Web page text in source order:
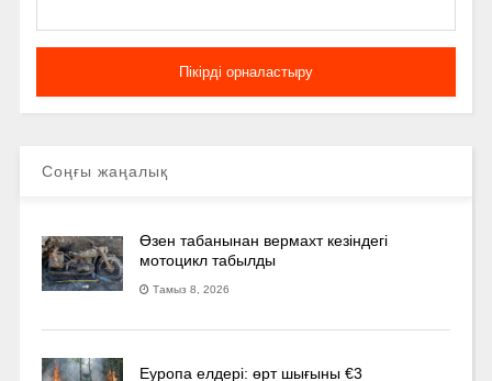
Соңғы жаңалық
Өзен табанынан вермахт кезіндегі
мотоцикл табылды
Тамыз 8, 2026
Еуропа елдері: өрт шығыны €3